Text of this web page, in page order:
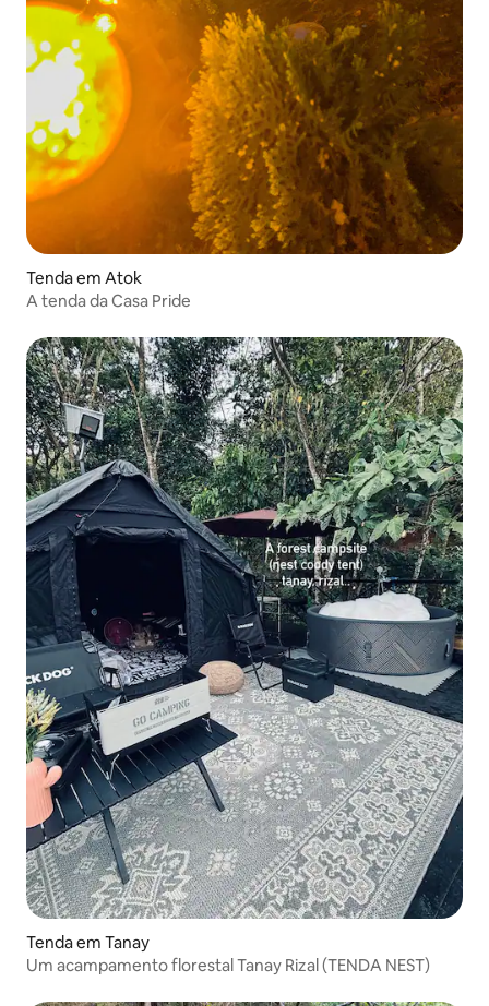
Tenda em Atok
A tenda da Casa Pride
Tenda em Tanay
Um acampamento florestal Tanay Rizal (TENDA NEST)